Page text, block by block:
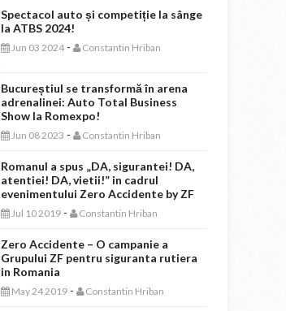
Spectacol auto și competiție la sânge
la ATBS 2024!
Jun 03 2024 - Constantin Hriban
Bucureștiul se transformă în arena
adrenalinei: Auto Total Business
Show la Romexpo!
Jun 08 2023 - Constantin Hriban
Romanul a spus „DA, sigurantei! DA,
atentiei! DA, vietii!” in cadrul
evenimentului Zero Accidente by ZF
Jul 10 2019 - Constantin Hriban
Zero Accidente – O campanie a
Grupului ZF pentru siguranta rutiera
in Romania
May 24 2019 - Constantin Hriban